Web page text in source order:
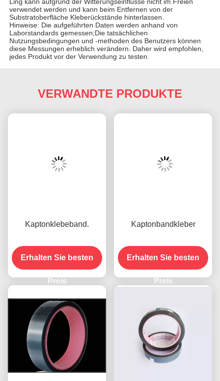
verwendet werden und kann beim Entfernen von der
Substratoberfläche Kleberückstände hinterlassen.
Hinweise: Die aufgeführten Daten werden anhand von
Laborstandards gemessen;Die tatsächlichen
Nutzungsbedingungen und -methoden des Benutzers können
diese Messungen erheblich verändern. Daher wird empfohlen,
jedes Produkt vor der Verwendung zu testen.
VERWANDTE PRODUKTE
Kaptonklebeband.
Erhalten Sie besten
Preis
Kaptonbandkleber
Erhalten Sie besten
Preis